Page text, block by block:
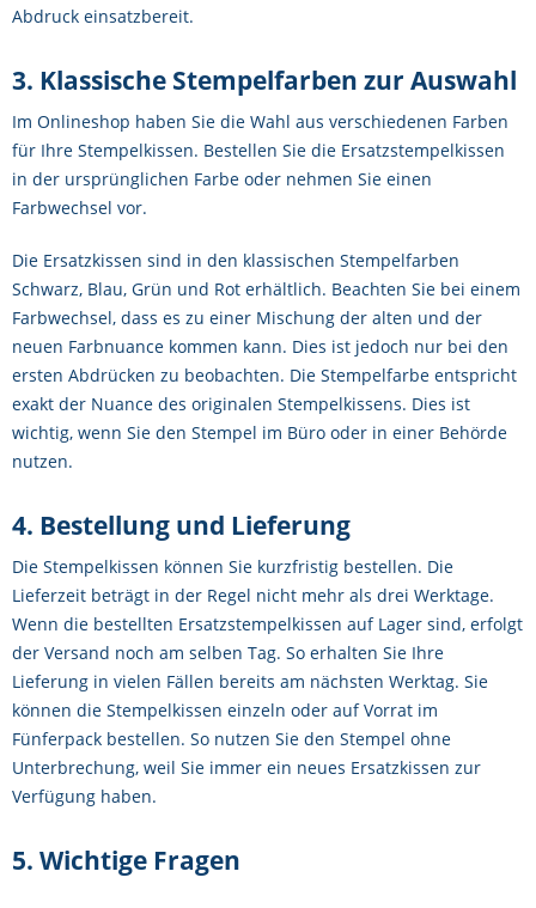
Abdruck einsatzbereit.
3. Klassische Stempelfarben zur Auswahl
Im Onlineshop haben Sie die Wahl aus verschiedenen Farben
für Ihre Stempelkissen. Bestellen Sie die Ersatzstempelkissen
in der ursprünglichen Farbe oder nehmen Sie einen
Farbwechsel vor.
Die Ersatzkissen sind in den klassischen Stempelfarben
Schwarz, Blau, Grün und Rot erhältlich. Beachten Sie bei einem
Farbwechsel, dass es zu einer Mischung der alten und der
neuen Farbnuance kommen kann. Dies ist jedoch nur bei den
ersten Abdrücken zu beobachten. Die Stempelfarbe entspricht
exakt der Nuance des originalen Stempelkissens. Dies ist
wichtig, wenn Sie den Stempel im Büro oder in einer Behörde
nutzen.
4. Bestellung und Lieferung
Die Stempelkissen können Sie kurzfristig bestellen. Die
Lieferzeit beträgt in der Regel nicht mehr als drei Werktage.
Wenn die bestellten Ersatzstempelkissen auf Lager sind, erfolgt
der Versand noch am selben Tag. So erhalten Sie Ihre
Lieferung in vielen Fällen bereits am nächsten Werktag. Sie
können die Stempelkissen einzeln oder auf Vorrat im
Fünferpack bestellen. So nutzen Sie den Stempel ohne
Unterbrechung, weil Sie immer ein neues Ersatzkissen zur
Verfügung haben.
5. Wichtige Fragen